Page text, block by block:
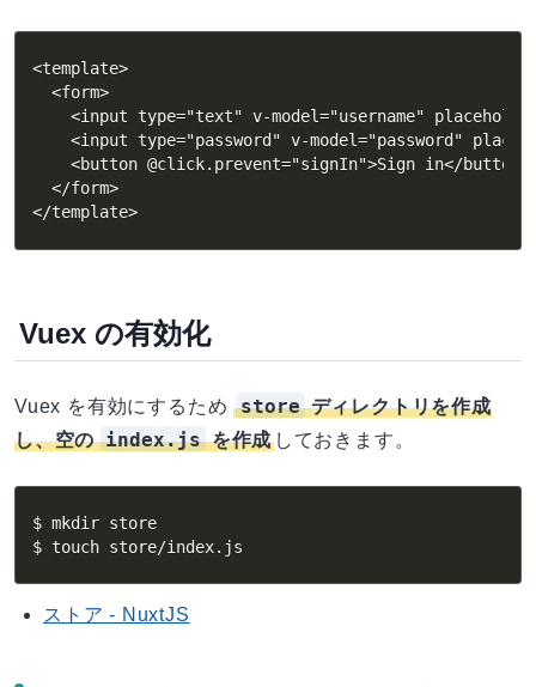
<template>
  <form>
<input type="text" v-model="username"
<input type="password" v-model="password"
    <button @click.prevent="signIn">Sign in</button>
  </form>
</template>
Vuex の有効化
Vuex を有効にするため store ディレクトリを作成
し、空の index.js を作成しておきます。
$ mkdir store
$ touch store/index.js
ストア - NuxtJS